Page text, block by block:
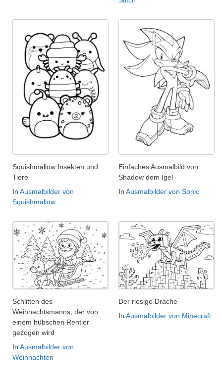
Squishmallow Insekten und
Tiere
In Ausmalbilder von
Squishmallow
Einfaches Ausmalbild von
Shadow dem Igel
In Ausmalbilder von Sonic
Schlitten des
Weihnachtsmanns, der von
einem hübschen Rentier
gezogen wird
In Ausmalbilder von
Weihnachten
Der riesige Drache
In Ausmalbilder von Minecraft